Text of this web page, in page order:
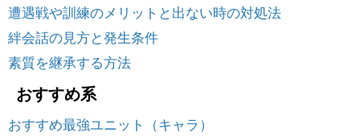
遭遇戦や訓練のメリットと出ない時の対処法
絆会話の見方と発生条件
素質を継承する方法
おすすめ系
おすすめ最強ユニット（キャラ）